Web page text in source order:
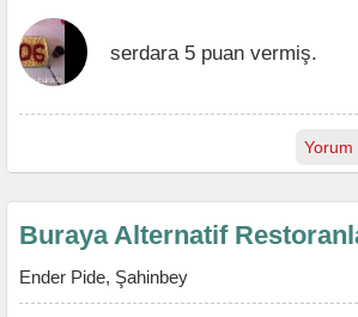
serdara 5 puan vermiş.
Yorum
Buraya Alternatif
Ender Pide, Şahinbey